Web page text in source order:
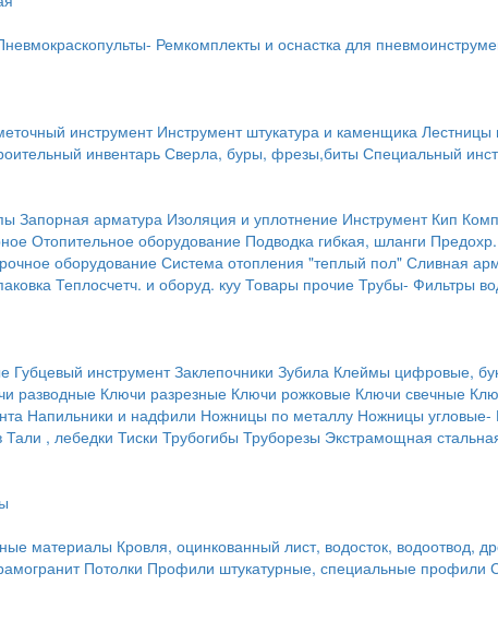
Ремкомплекты и оснастка для
инструмент Инструмент штукатура и каменщика Лестницы
инвентарьСверла, буры, фрезы,биты Специальный
Запорная арматура Изоляция и уплотнение Инструмент Кип
Отопительное оборудование Подводка гибкая, шланги
оборудование Система отопления "теплый пол" Сливная
Теплосчетч. и оборуд. куу Товары прочие Трубы- Фильтры
Губцевый инструмент Заклепочники Зубила Клеймы цифровые,
разводные Ключи разрезные Ключи рожковые Ключи свечные
Напильники и надфили Ножницы по металлу Ножницы угловые-
Тали , лебедки Тиски Трубогибы Труборезы Экстрамощная
материалы Кровля, оцинкованный лист, водосток, водоотвод,
Потолки Профили штукатурные, специальные профили